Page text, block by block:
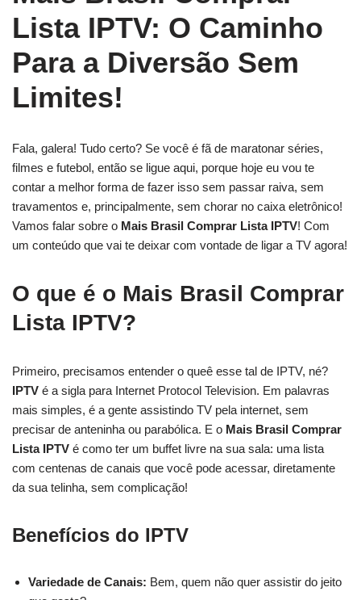
Lista IPTV: O Caminho
Para a Diversão Sem
Limites!
Fala, galera! Tudo certo? Se você é fã de maratonar séries,
filmes e futebol, então se ligue aqui, porque hoje eu vou te
contar a melhor forma de fazer isso sem passar raiva, sem
travamentos e, principalmente, sem chorar no caixa eletrônico!
Vamos falar sobre o Mais Brasil Comprar Lista IPTV! Com
um conteúdo que vai te deixar com vontade de ligar a TV agora!
O que é o Mais Brasil Comprar
Lista IPTV?
Primeiro, precisamos entender o queê esse tal de IPTV, né?
IPTV é a sigla para Internet Protocol Television. Em palavras
mais simples, é a gente assistindo TV pela internet, sem
precisar de anteninha ou parabólica. E o Mais Brasil Comprar
Lista IPTV é como ter um buffet livre na sua sala: uma lista
com centenas de canais que você pode acessar, diretamente
da sua telinha, sem complicação!
Benefícios do IPTV
Variedade de Canais: Bem, quem não quer assistir do jeito